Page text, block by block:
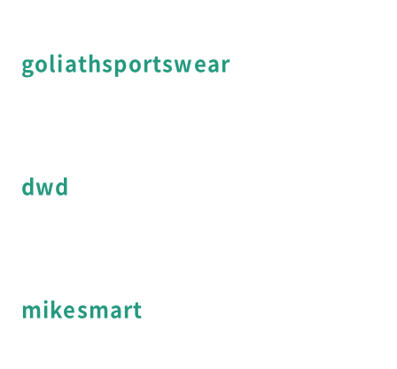
goliathsportswear
dwd
mikesmart